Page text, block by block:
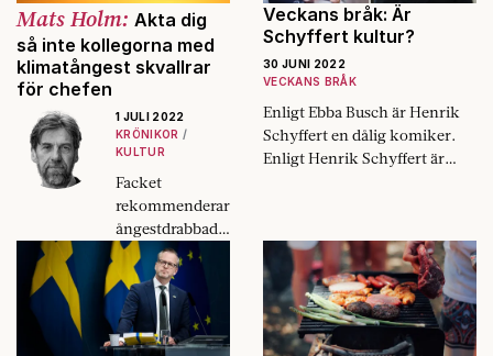
allmänintressan
ta. Det är de
Mats Holm: Akta dig
så inte kollegorna med
klimatångest skvallrar
för chefen
1 JULI 2022
KRÖNIKOR
KULTUR
Facket
rekommenderar
ångestdrabbade
medlemmar att
gå till chefen
om en kollega
pratar för
mycket om sina
Veckans bråk: Är
Schyffert kultur?
30 JUNI 2022
VECKANS BRÅK
Enligt Ebba Busch är Henrik
Schyffert en dålig komiker.
Enligt Henrik Schyffert är